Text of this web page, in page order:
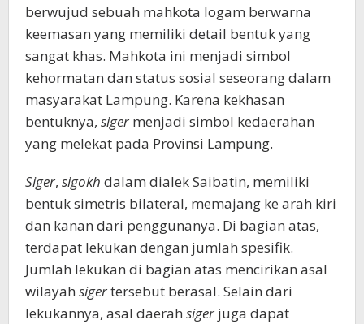
berwujud sebuah mahkota logam berwarna
keemasan yang memiliki detail bentuk yang
sangat khas. Mahkota ini menjadi simbol
kehormatan dan status sosial seseorang dalam
masyarakat Lampung. Karena kekhasan
bentuknya, siger menjadi simbol kedaerahan
yang melekat pada Provinsi Lampung.
Siger, sigokh dalam dialek Saibatin, memiliki
bentuk simetris bilateral, memajang ke arah kiri
dan kanan dari penggunanya. Di bagian atas,
terdapat lekukan dengan jumlah spesifik.
Jumlah lekukan di bagian atas mencirikan asal
wilayah sigertersebut berasal. Selain dari
lekukannya, asal daerah siger juga dapat